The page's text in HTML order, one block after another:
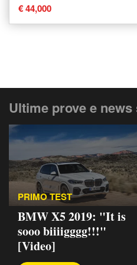
€ 44,000
Ultime prove e news
PRIMO TEST
BMW X5 2019: "It is
sooo biiiigggg!!!"
[Video]